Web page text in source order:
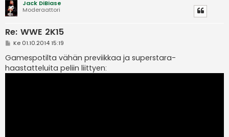
Jack DiBiase
Moderaattori
Re: WWE 2K15
V
e
s
t
i
Ke 01.10.2014 15:19
Gamespotilta vähän previikkaa ja superstara-
haastatteluita peliin liittyen: